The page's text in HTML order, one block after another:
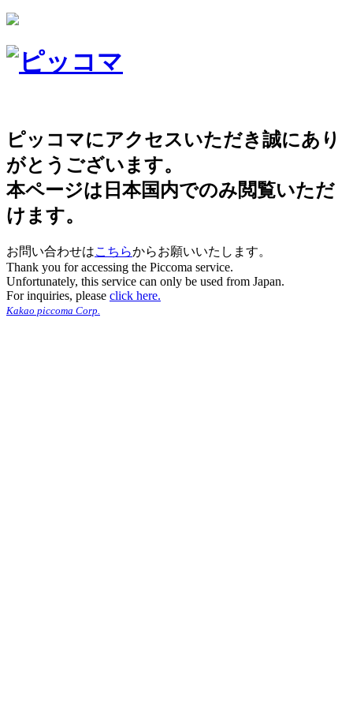
ピッコマにアクセスいただき誠にあり
がとうございます。
本ページは日本国内でのみ閲覧いただ
けます。
お問い合わせはこちらからお願いいたします。
Thank you for accessing the Piccoma service.
Unfortunately, this service can only be used from Japan.
For inquiries, please click here.
Kakao piccoma Corp.